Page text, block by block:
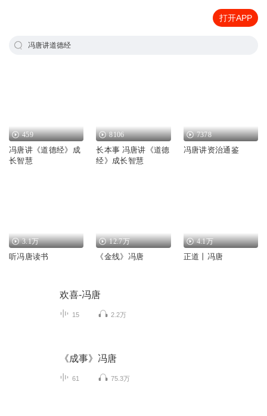
打开APP
冯唐讲道德经
459
冯唐讲《道德经》成
长智慧
8106
长本事 冯唐讲《道德
经》成长智慧
7378
冯唐讲资治通鉴
3.1万
听冯唐读书
12.7万
《金线》冯唐
4.1万
正道丨冯唐
欢喜-冯唐
15 2.2万
《成事》冯唐
61 75.3万